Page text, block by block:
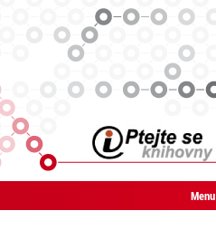
Menu